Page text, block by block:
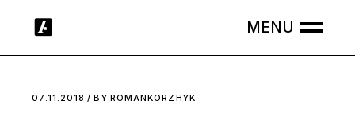
07.11.2018 BY ROMANKORZHYK